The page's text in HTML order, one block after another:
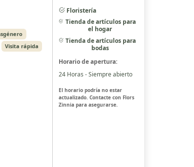
Visita rápida
Floristería
Tienda de artículos para
el hogar
Tienda de artículos para
bodas
Horario de apertura:
24 Horas - Siempre abierto
El horario podría no estar
actualizado. Contacte con Flors
Zinnia para asegurarse.